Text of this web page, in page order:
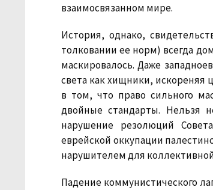
взаимосвязанном мире.
История, однако,
толковании ее норм) всегда
маскировалось. Даже
света как хищники,
в том, что право сильного
двойные стандарты. Нельзя
нарушение резолюций
еврейской оккупации
нарушителем для
Падение коммунистического